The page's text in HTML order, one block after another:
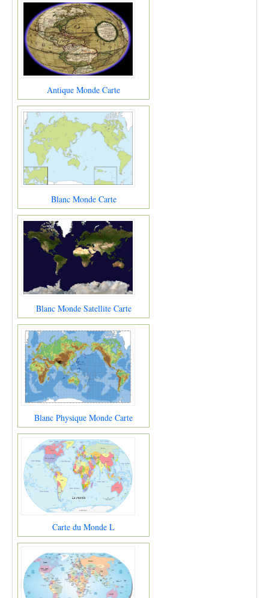
Antique Monde Carte
Blanc Monde Carte
Blanc Monde Satellite Carte
Blanc Physique Monde Carte
Carte du Monde L